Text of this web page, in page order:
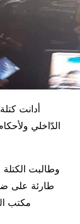
أدانت
الدّاخلي
طارئة على
مكتب